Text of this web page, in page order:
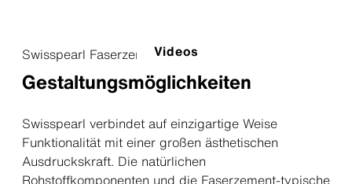
Videos
Swisspearl Faserzement
Gestaltungsmöglichkeiten
Swisspearl verbindet auf einzigartige Weise
Funktionalität mit einer großen ästhetischen
Ausdruckskraft. Die natürlichen